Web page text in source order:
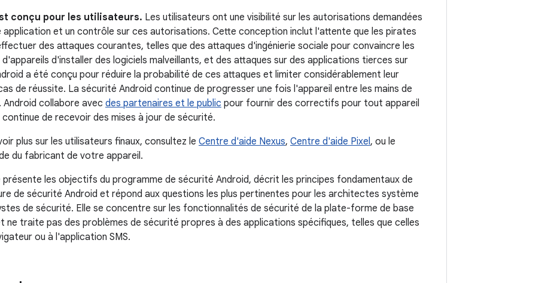
conçu pour les utilisateurs. Les utilisateurs ont une visibilité sur les autorisations demandées
application et un contrôle sur ces autorisations. Cette conception inclut l'attente que les pirates
des attaques courantes, telles que des attaques d'ingénierie sociale pour convaincre les
d'installer des logiciels malveillants, et des attaques sur des applications tierces sur
a été conçu pour réduire la probabilité de ces attaques et limiter considérablement leur
de réussite. La sécurité Android continue de progresser une fois l'appareil entre les mains de
Android collabore avec des partenaires et le public pour fournir des correctifs pour tout appareil
continue de recevoir des mises à jour de sécurité.
plus sur les utilisateurs finaux, consultez le Centre d'aide Nexus, Centre d'aide Pixel, ou le
du fabricant de votre appareil.
présente les objectifs du programme de sécurité Android, décrit les principes fondamentaux de
de sécurité Android et répond aux questions les plus pertinentes pour les architectes système
de sécurité. Elle se concentre sur les fonctionnalités de sécurité de la plate-forme de base
ne traite pas des problèmes de sécurité propres à des applications spécifiques, telles que celles
ou à l'application SMS.